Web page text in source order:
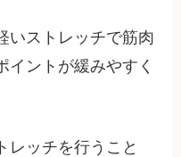
いストレッチで筋肉
イントが緩みやすく
レッチを行うこと